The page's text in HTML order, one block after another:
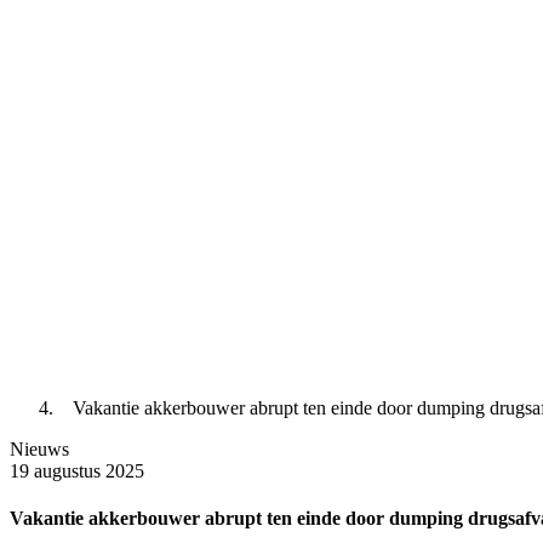
Vakantie akkerbouwer abrupt ten einde door dumping
Nieuws
19 augustus 2025
Vakantie akkerbouwer abrupt ten einde door dumping